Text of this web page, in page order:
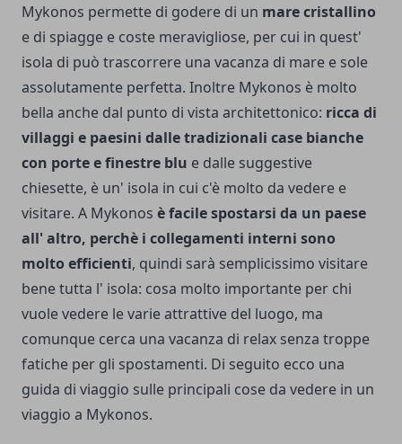
Mykonos permette di godere di un mare cristallino
e di spiagge e coste meravigliose, per cui in quest'
isola di può trascorrere una vacanza di mare e sole
assolutamente perfetta. Inoltre Mykonos è molto
bella anche dal punto di vista architettonico: ricca di
villaggi e paesini dalle tradizionali case bianche
con porte e finestre blu e dalle suggestive
chiesette, è un' isola in cui c'è molto da vedere e
visitare. A Mykonos è facile spostarsi da un paese
all' altro, perchè i collegamenti interni sono
molto efficienti, quindi sarà semplicissimo visitare
bene tutta l' isola: cosa molto importante per chi
vuole vedere le varie attrattive del luogo, ma
comunque cerca una vacanza di relax senza troppe
fatiche per gli spostamenti. Di seguito ecco una
guida di viaggio sulle principali cose da vedere in un
viaggio a Mykonos.